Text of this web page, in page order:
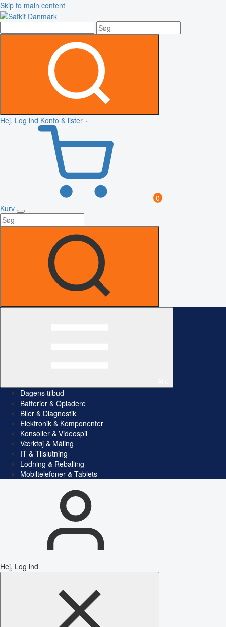
Skip to main content
Hej, Log ind Konto & lister
0
Kurv
Dagens tilbud
Batterier & Opladere
Biler & Diagnostik
Elektronik & Komponenter
Konsoller & Videospil
Værktøj & Måling
IT & Tilslutning
Lodning & Reballing
Mobiltelefoner & Tablets
Hej, Log ind